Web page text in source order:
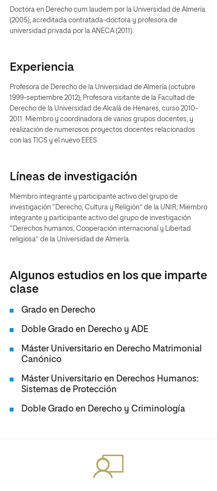
Doctora en Derecho cum laudem por la Universidad de Almería
(2005), acreditada contratada-doctora y profesora de
universidad privada por la ANECA (2011).
Experiencia
Profesora de Derecho de la Universidad de Almería (octubre
1999-septiembre 2012); Profesora visitante de la Facultad de
Derecho de la Universidad de Alcalá de Henares, curso 2010-
2011. Miembro y coordinadora de varios grupos docentes, y
realización de numerosos proyectos docentes relacionados
con las TICS y el nuevo EEES.
Líneas de investigación
Miembro integrante y participante activo del grupo de
investigación “Derecho, Cultura y Religión” de la UNIR; Miembro
integrante y participante activo del grupo de investigación
“Derechos humanos, Cooperación internacional y Libertad
religiosa” de la Universidad de Almería.
Algunos estudios en los que imparte
clase
Grado en Derecho
Doble Grado en Derecho y ADE
Máster Universitario en Derecho Matrimonial
Canónico
Máster Universitario en Derechos Humanos:
Sistemas de Protección
Doble Grado en Derecho y Criminología